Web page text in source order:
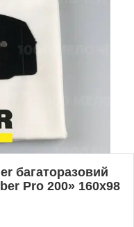
багаторазовий
Pro 200» 160х98